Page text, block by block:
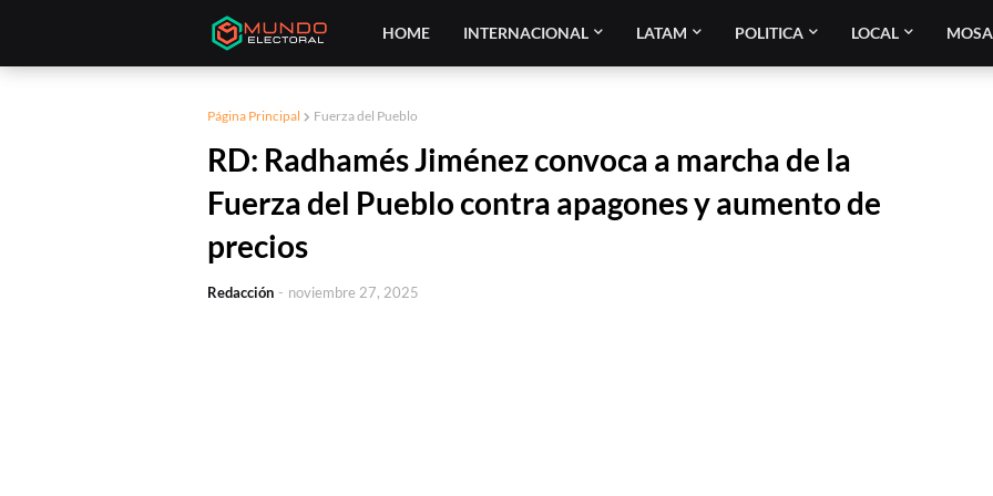
HOME INTERNACIONAL LATAM POLITICA LOCAL
Página Principal Fuerza del Pueblo
RD: Radhamés Jiménez convoca a marcha de la
Fuerza del Pueblo contra apagones y aumento de
precios
Redacción - noviembre 27, 2025